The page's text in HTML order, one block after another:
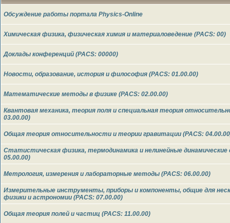
Обсуждение работы портала Physics-Online
Химическая физика, физическая химия и материаловедение (PACS: 00)
Доклады конференций (PACS: 00000)
Новости, образование, история и философия (PACS: 01.00.00)
Математические методы в физике (PACS: 02.00.00)
Квантовая механика, теория поля и специальная теория
03.00.00)
Общая теория относительности и теории гравитации (PACS:
Статистическая физика, термодинамика и нелинейные
05.00.00)
Метрология, измерения и лабораторные методы (PACS: 06.00.00)
Измерительные инструменты, приборы и компоненты, общие для
физики и астрономии (PACS: 07.00.00)
Общая теория полей и частиц (PACS: 11.00.00)